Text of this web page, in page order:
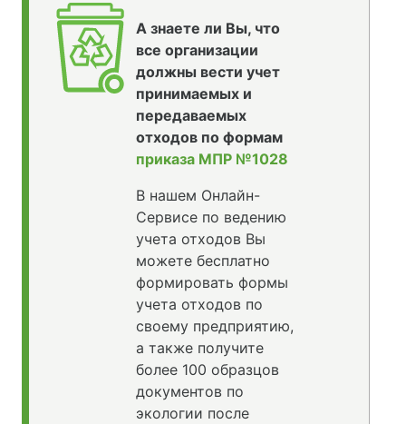
А знаете ли Вы, что
все организации
должны вести учет
принимаемых и
передаваемых
отходов по формам
приказа МПР №1028
В нашем Онлайн-
Сервисе по ведению
учета отходов Вы
можете бесплатно
формировать формы
учета отходов по
своему предприятию,
а также получите
более 100 образцов
документов по
экологии после